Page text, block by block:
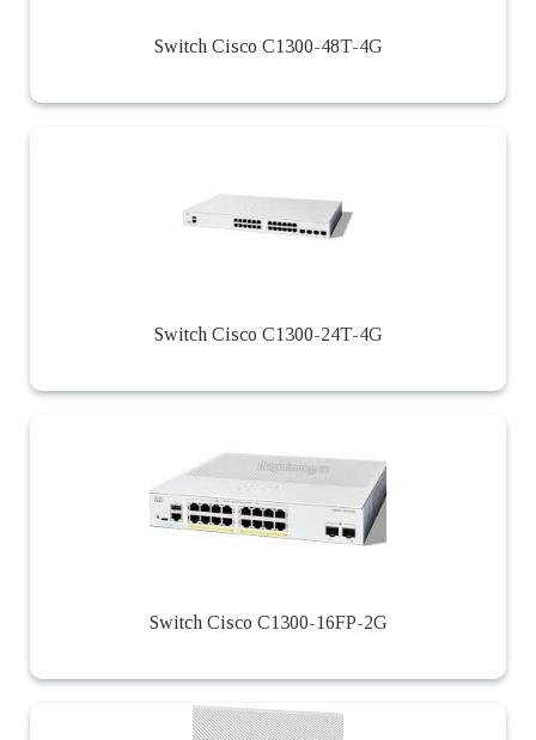
Switch Cisco C1300-48T-4G
Switch Cisco C1300-24T-4G
Switch Cisco C1300-16FP-2G